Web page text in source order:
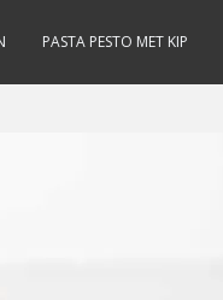
PASTA PESTO MET KIP